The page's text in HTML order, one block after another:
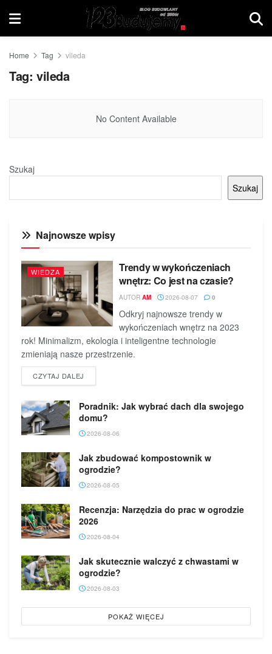
Home Tag vileda
Tag: vileda
No Content Available
Szukaj
Szukaj
Najnowsze wpisy
WIEDZA
Trendy w wykończeniach
wnętrz: Co jest na czasie?
AUTOR AM 2026-08-07 0
Odkryj najnowsze trendy w
wykończeniach wnętrz na 2023
rok! Minimalizm, ekologia i inteligentne technologie
zmieniają nasze przestrzenie.
CZYTAJ DALEJ
Poradnik: Jak wybrać dach dla swojego
domu?
2026-08-06
Jak zbudować kompostownik w
ogrodzie?
2026-08-05
Recenzja: Narzędzia do prac w ogrodzie
2026
2026-08-04
Jak skutecznie walczyć z chwastami w
ogrodzie?
2026-08-03
POKAŻ WIĘCEJ